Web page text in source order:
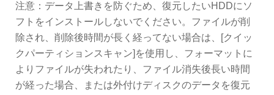
注意：データ上書きを防ぐため、復元したいHDDにソ
フトをインストールしないでください。ファイルが削
除され、削除後時間が長く経ってない場合は、[クイッ
クパーティションスキャン]を使用し、フォーマットに
よりファイルが失われたり、ファイル消失後長い時間
が経った場合、または外付けディスクのデータを復元